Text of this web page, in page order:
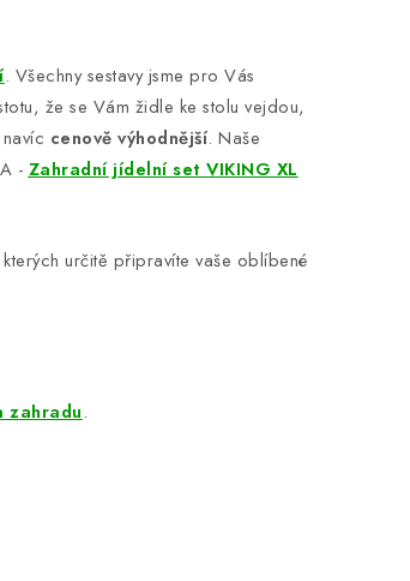
. Všechny sestavy jsme pro Vás
že se Vám židle ke stolu vejdou,
cenově výhodnější. Naše
- Zahradní jídelní set VIKING XL
určitě připravíte vaše oblíbené
zahradu.